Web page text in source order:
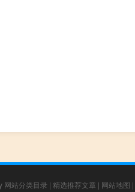
网站分类目录 | 精选推荐文章 | 网站地图 |